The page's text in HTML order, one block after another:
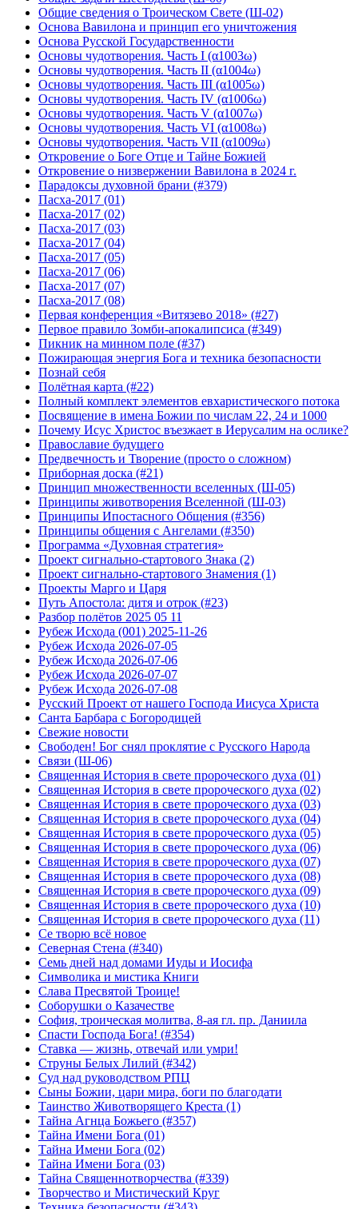
Общие сведения о Троическом Свете (Ш-02)
Основа Вавилона и принцип его уничтожения
Основа Русской Государственности
Основы чудотворения. Часть I (α1003ω)
Основы чудотворения. Часть II (α1004ω)
Основы чудотворения. Часть III (α1005ω)
Основы чудотворения. Часть IV (α1006ω)
Основы чудотворения. Часть V (α1007ω)
Основы чудотворения. Часть VI (α1008ω)
Основы чудотворения. Часть VII (α1009ω)
Откровение о Боге Отце и Тайне Божией
Откровение о низвержении Вавилона в 2024 г.
Парадоксы духовной брани (#379)
Пасха-2017 (01)
Пасха-2017 (02)
Пасха-2017 (03)
Пасха-2017 (04)
Пасха-2017 (05)
Пасха-2017 (06)
Пасха-2017 (07)
Пасха-2017 (08)
Первая конференция «Витязево 2018» (#27)
Первое правило Зомби-апокалипсиса (#349)
Пикник на минном поле (#37)
Пожирающая энергия Бога и техника безопасности
Познай себя
Полётная карта (#22)
Полный комплект элементов евхаристического потока
Посвящение в имена Божии по числам 22, 24 и 1000
Почему Исус Христос въезжает в Иерусалим на ослике?
Православие будущего
Предвечность и Творение (просто о сложном)
Приборная доска (#21)
Принцип множественности вселенных (Ш-05)
Принципы животворения Вселенной (Ш-03)
Принципы Ипостасного Общения (#356)
Принципы общения с Ангелами (#350)
Программа «Духовная стратегия»
Проект сигнально-стартового Знака (2)
Проект сигнально-стартового Знамения (1)
Проекты Марго и Царя
Путь Апостола: дитя и отрок (#23)
Разбор полётов 2025 05 11
Рубеж Исхода (001) 2025-11-26
Рубеж Исхода 2026-07-05
Рубеж Исхода 2026-07-06
Рубеж Исхода 2026-07-07
Рубеж Исхода 2026-07-08
Русский Проект от нашего Господа Иисуса Христа
Санта Барбара с Богородицей
Свежие новости
Свободен! Бог снял проклятие с Русского Народа
Связи (Ш-06)
Священная История в свете пророческого духа (01)
Священная История в свете пророческого духа (02)
Священная История в свете пророческого духа (03)
Священная История в свете пророческого духа (04)
Священная История в свете пророческого духа (05)
Священная История в свете пророческого духа (06)
Священная История в свете пророческого духа (07)
Священная История в свете пророческого духа (08)
Священная История в свете пророческого духа (09)
Священная История в свете пророческого духа (10)
Священная История в свете пророческого духа (11)
Се творю всё новое
Северная Стена (#340)
Семь дней над домами Иуды и Иосифа
Символика и мистика Книги
Слава Пресвятой Троице!
Соборушки о Казачестве
София, троическая молитва, 8-ая гл. пр. Даниила
Спасти Господа Бога! (#354)
Ставка — жизнь, отвечай или умри!
Струны Белых Лилий (#342)
Суд над руководством РПЦ
Сыны Божии, цари мира, боги по благодати
Таинство Животворящего Креста (1)
Тайна Агнца Божьего (#357)
Тайна Имени Бога (01)
Тайна Имени Бога (02)
Тайна Имени Бога (03)
Тайна Священнотворчества (#339)
Творчество и Мистический Круг